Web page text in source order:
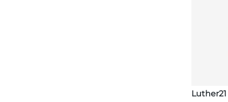
Luther21